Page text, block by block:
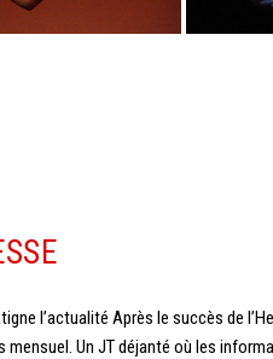
l’actualité Après le succès de
Un JT déjanté où les